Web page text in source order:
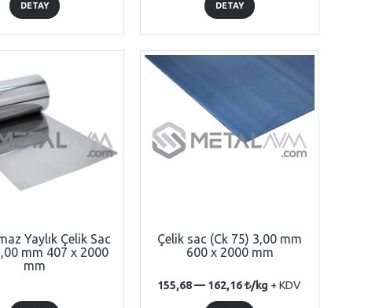
DETAY DETAY
Yaylık Çelik Sac
mm 407 x 2000
mm
Çelik sac (Ck 75) 3,00 mm
600 x 2000 mm
155,68 — 162,16 /kg + KDV